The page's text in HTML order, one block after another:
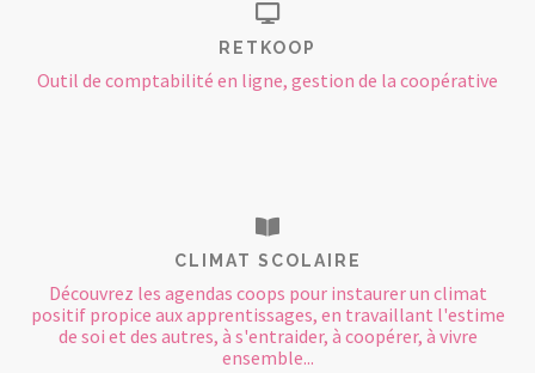
RETKOOP
Outil de comptabilité en ligne, gestion de la coopérative
CLIMAT SCOLAIRE
Découvrez les agendas coops pour instaurer un climat
positif propice aux apprentissages, en travaillant l'estime
de soi et des autres, à s'entraider, à coopérer, à vivre
ensemble...